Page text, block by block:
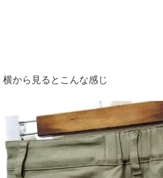
横から見るとこんな感じ